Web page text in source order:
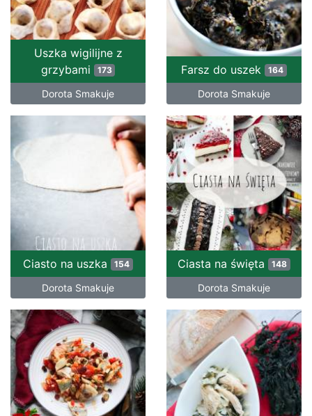
Uszka wigilijne z
grzybami
173
Dorota Smakuje
Farsz do uszek 164
Dorota Smakuje
Ciasto na uszka 154
Dorota Smakuje
Ciasta na święta 148
Dorota Smakuje